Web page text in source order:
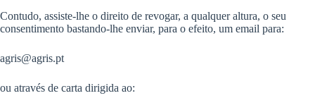
Contudo, assiste-lhe o direito de revogar, a qualquer altura, o seu
consentimento bastando-lhe enviar, para o efeito, um email para:
agris@agris.pt
ou através de carta dirigida ao: